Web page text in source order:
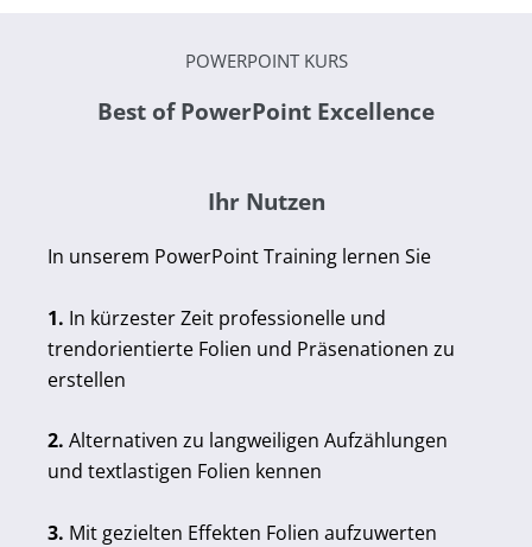
POWERPOINT KURS
Best of PowerPoint Excellence
Ihr Nutzen
In unserem PowerPoint Training lernen Sie
1. In kürzester Zeit professionelle und
trendorientierte Folien und Präsenationen zu
erstellen
2. Alternativen zu langweiligen Aufzählungen
und textlastigen Folien kennen
3. Mit gezielten Effekten Folien aufzuwerten